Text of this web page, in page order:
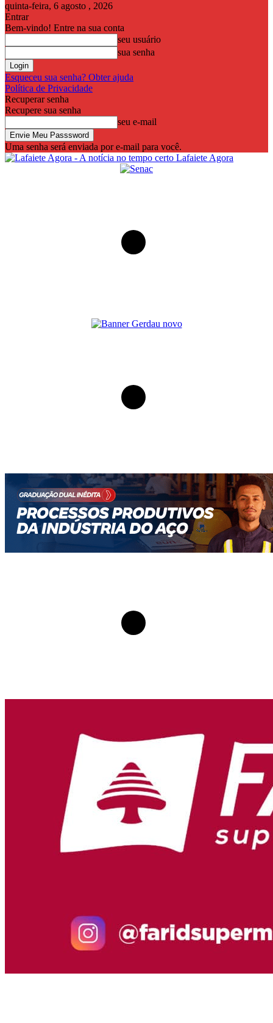
quinta-feira, 6 agosto , 2026
Entrar
Bem-vindo! Entre na sua conta
seu usuário
sua senha
Esqueceu sua senha? Obter ajuda
Política de Privacidade
Recuperar senha
Recupere sua senha
seu e-mail
Uma senha será enviada por e-mail para você.
Lafaiete Agora